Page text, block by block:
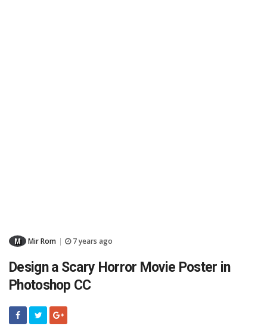
M Mir Rom 7 years ago
Design a Scary Horror Movie Poster in
Photoshop CC